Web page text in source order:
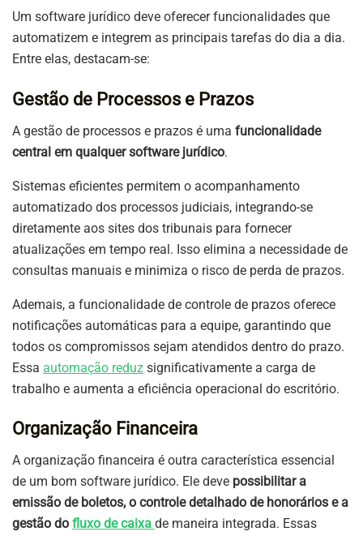
Um software jurídico deve oferecer funcionalidades que
automatizem e integrem as principais tarefas do dia a dia.
Entre elas, destacam-se:
Gestão de Processos e Prazos
A gestão de processos e prazos é uma funcionalidade
central em qualquer software jurídico.
Sistemas eficientes permitem o acompanhamento
automatizado dos processos judiciais, integrando-se
diretamente aos sites dos tribunais para fornecer
atualizações em tempo real. Isso elimina a necessidade de
consultas manuais e minimiza o risco de perda de prazos.
Ademais, a funcionalidade de controle de prazos oferece
notificações automáticas para a equipe, garantindo que
todos os compromissos sejam atendidos dentro do prazo.
Essa automação reduz significativamente a carga de
trabalho e aumenta a eficiência operacional do escritório.
Organização Financeira
A organização financeira é outra característica essencial
de um bom software jurídico. Ele deve possibilitar a
emissão de boletos, o controle detalhado de honorários e a
gestão do fluxo de caixa de maneira integrada. Essas